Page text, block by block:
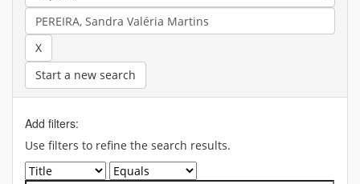
Start a new search
Add filters:
Use filters to refine the search results.